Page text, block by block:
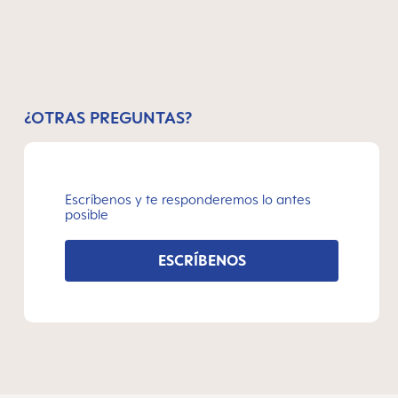
¿OTRAS PREGUNTAS?
Escríbenos y te responderemos lo antes
posible
ESCRÍBENOS